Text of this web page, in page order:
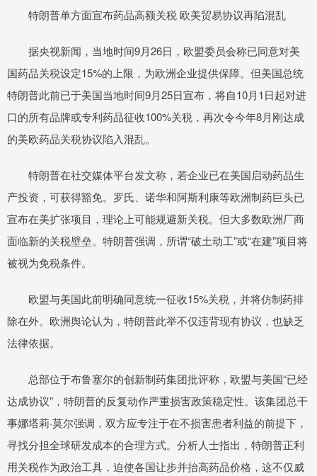
特朗普单方面宣布药品高额关税 欧美贸易协议再陷混乱
据央视新闻，当地时间9月26日，欧盟委员会称已同意对美
国药品关税设定15%的上限，为欧洲企业提供保障。但美国总统
特朗普此前已于美国当地时间9月25日宣布，将自10月1日起对进
口的所有品牌或专利药品征收100%关税，再次令今年8月刚达成
的美欧药品关税协议陷入混乱。
特朗普在社交媒体平台发文称，若企业已在美国启动药品生
产投资，可获得豁免。罗氏、诺华和阿斯利康等欧洲制药巨头已
宣布在美扩张项目，理论上可能规避新关税。但大多数欧洲厂商
面临新的关税壁垒。特朗普强调，所谓“破土动工”或“在建”项目将
被视为免税条件。
欧盟与美国此前明确同意统一征收15%关税，并将仿制药排
除在外。欧洲舆论认为，特朗普此举不仅违背现有协议，也缺乏
法律依据。
总部位于布鲁塞尔的创新制药集团批评称，欧盟与美国“已经
达成协议”，特朗普的反复动作严重损害政策稳定性。该集团总干
事娜塔莉·莫尔强调，双方应专注于在不损害患者利益的前提下，
寻找分担全球研发成本的合理方式。分析人士指出，特朗普正利
用关税作为政治工具，迫使各国让步并抬高药品价格，这不仅威